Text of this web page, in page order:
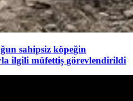
sahipsiz köpeğin
ilgili müfettiş görevlendirildi